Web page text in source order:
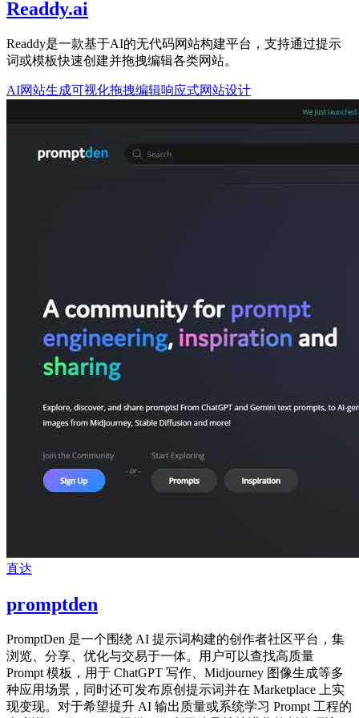
Readdy.ai
Readdy是一款基于AI的无代码网站构建平台，支持通过提示
词或模板快速创建并拖拽编辑各类网站。
AI网站生成可视化拖拽编辑响应式网站设计
直达
promptden
PromptDen 是一个围绕 AI 提示词构建的创作者社区平台，集
浏览、分享、优化与交易于一体。用户可以查找高质量
Prompt 模板，用于 ChatGPT 写作、Midjourney 图像生成等多
种应用场景，同时还可发布原创提示词并在 Marketplace 上实
现变现。对于希望提升 AI 输出质量或系统学习 Prompt 工程的